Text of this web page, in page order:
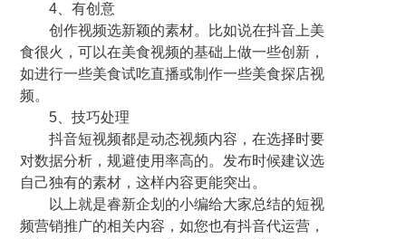
4、有创意
创作视频选新颖的素材。比如说在抖音上美
食很火，可以在美食视频的基础上做一些创新，
如进行一些美食试吃直播或制作一些美食探店视
频。
5、技巧处理
抖音短视频都是动态视频内容，在选择时要
对数据分析，规避使用率高的。发布时候建议选
自己独有的素材，这样内容更能突出。
以上就是睿新企划的小编给大家总结的短视
频营销推广的相关内容，如您也有抖音代运营，